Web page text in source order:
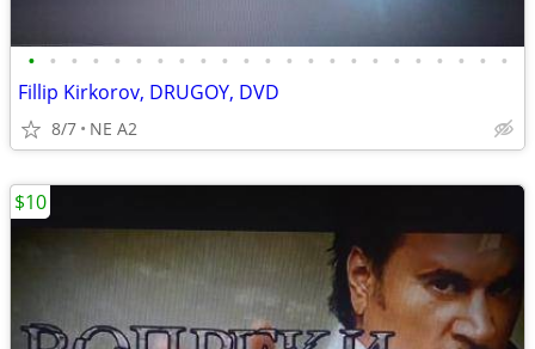
• • • • • • • • • • • • • • • • • • • • • • •
Fillip Kirkorov, DRUGOY, DVD
8/7 NE A2
$10